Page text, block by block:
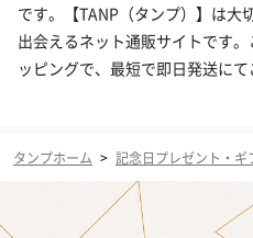
です。【TANP（タンプ）】は大
出会えるネット通販サイトです
ッピングで、最短で即日発送にて
タンプホーム > 記念日プレゼント・ギ